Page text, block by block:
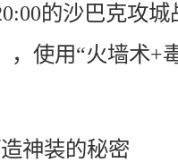
的沙巴克攻
，使用“火墙术+
神装的秘密